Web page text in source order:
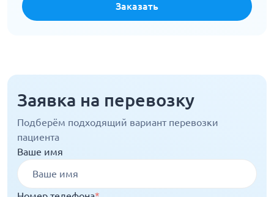
Заказать
Заявка на перевозку
Подберём подходящий вариант перевозки
пациента
Ваше имя